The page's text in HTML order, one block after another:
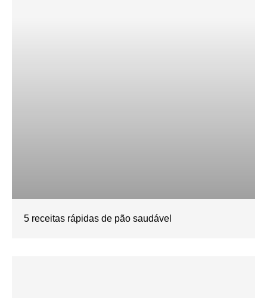
5 receitas rápidas de pão saudável